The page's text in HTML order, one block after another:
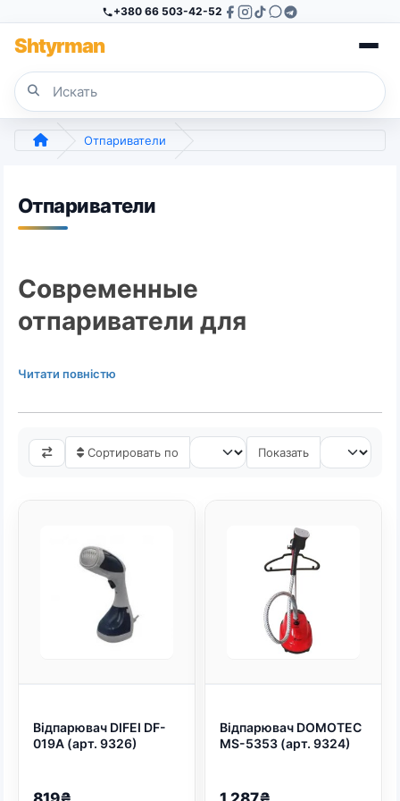
+380 66 503-42-52
Shtyrman
Отпариватели
Отпариватели
Современные
отпариватели для
вашей одежды
штор или костюмов сложного кроя с
устройство, которое разглаживает
складки мощной струей пара, не
прикасаясь горячей подошвой к ткани.
Это гарантирует отсутствие
лоснящихся пятен, заломов и
паровой техники, которая не только
Читати повністю
Сортировать по Показать
Відпарювач DIFEI DF-
019A (арт. 9326)
Відпарювач DOMOTEC
MS-5353 (арт. 9324)